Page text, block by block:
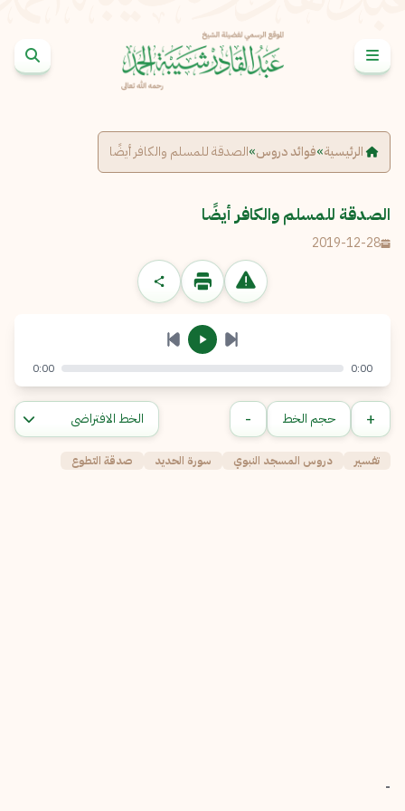
الرئيسية»فوائد دروس»الصدقة للمسلم والكافر أيضًا
الصدقة للمسلم والكافر أيضًا
2019-12-28
الإبلاغ عن مشكلة
الرسالة
إرسال إلغاء
0:00
0:00
+ حجم الخط -
تفسير دروس المسجد النبوي سورة الحديد صدقة التطوع
-